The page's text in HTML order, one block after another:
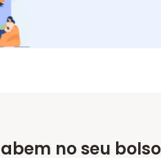
no seu bolso